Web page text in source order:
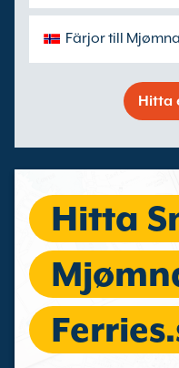
Färjor till Mjømna
Hitta
Hitta